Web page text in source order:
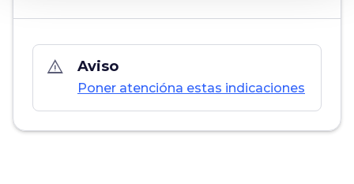
warning_amber Aviso
Poner atencióna estas indicaciones